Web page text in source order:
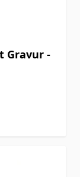
Gravur -